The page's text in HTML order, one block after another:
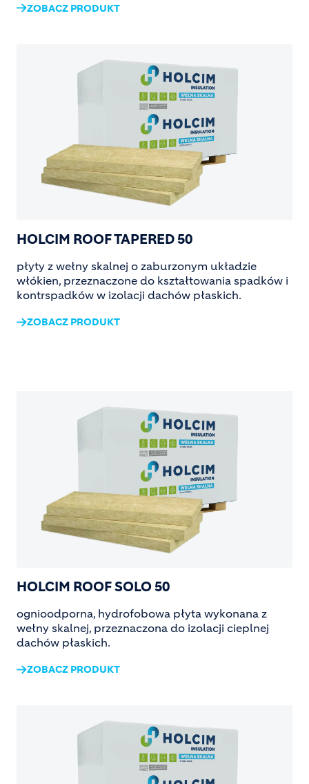
ZOBACZ PRODUKT
HOLCIM ROOF TAPERED 50
płyty z wełny skalnej o zaburzonym układzie
włókien, przeznaczone do kształtowania spadków i
kontrspadków w izolacji dachów płaskich.
ZOBACZ PRODUKT
HOLCIM ROOF SOLO 50
ognioodporna, hydrofobowa płyta wykonana z
wełny skalnej, przeznaczona do izolacji cieplnej
dachów płaskich.
ZOBACZ PRODUKT